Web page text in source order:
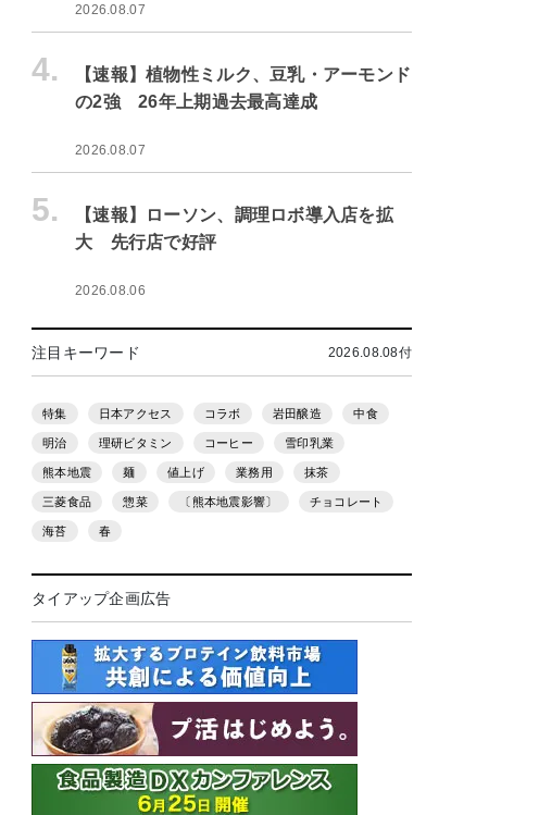
2026.08.07
4.
【速報】植物性ミルク、豆乳・アーモンド
の2強 26年上期過去最高達成
2026.08.07
5.
【速報】ローソン、調理ロボ導入店を拡
大 先行店で好評
2026.08.06
注目キーワード 2026.08.08付
特集 日本アクセス コラボ 岩田醸造 中食
明治 理研ビタミン コーヒー 雪印乳業
熊本地震 麺 値上げ 業務用 抹茶
三菱食品 惣菜 〔熊本地震影響〕 チョコレート
海苔 春
タイアップ企画広告